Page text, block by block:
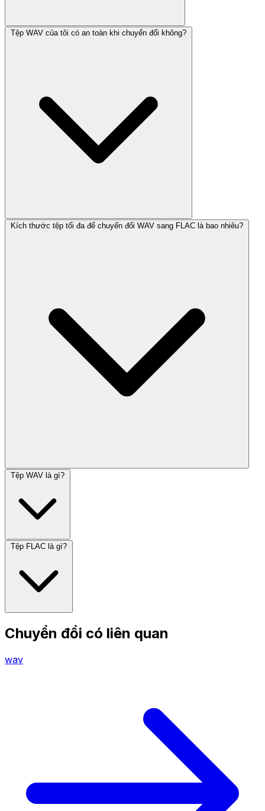
Tệp WAV của tôi có an toàn khi chuyển đổi không?
Kích thước tệp tối đa để chuyển đổi WAV sang FLAC là bao nhiêu?
Tệp WAV là gì?
Tệp FLAC là gì?
Chuyển đổi có liên quan
wav